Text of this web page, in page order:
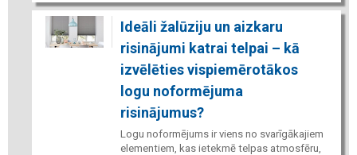
Ideāli žalūziju un aizkaru
risinājumi katrai telpai – kā
izvēlēties vispiemērotākos
logu noformējuma
risinājumus?
Logu noformējums ir viens no svarīgākajiem
elementiem, kas ietekmē telpas atmosfēru,